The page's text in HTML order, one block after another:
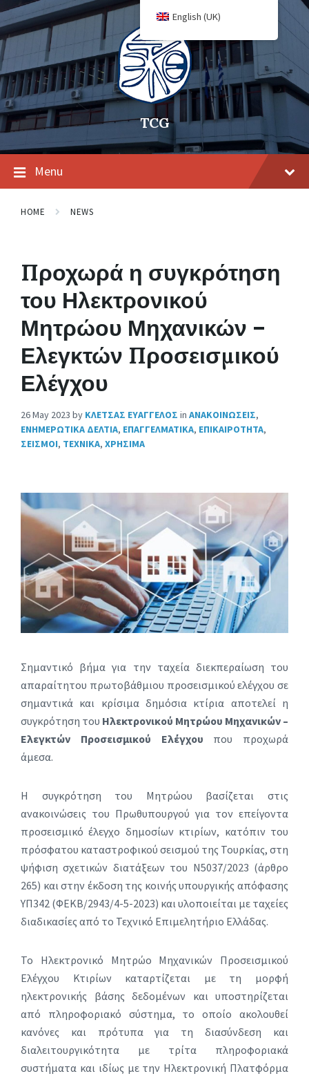
TCG
Menu
HOME NEWS
Προχωρά η συγκρότηση
του Ηλεκτρονικού
Μητρώου Μηχανικών –
Ελεγκτών Προσεισμικού
Ελέγχου
26 May 2023 by ΚΛΕΤΣΑΣ ΕΥΑΓΓΕΛΟΣ in ΑΝΑΚΟΙΝΩΣΕΙΣ,
ΕΝΗΜΕΡΩΤΙΚΑ ΔΕΛΤΙΑ, ΕΠΑΓΓΕΛΜΑΤΙΚΑ, ΕΠΙΚΑΙΡΟΤΗΤΑ,
ΣΕΙΣΜΟΙ, ΤΕΧΝΙΚΑ, ΧΡΗΣΙΜΑ
Σημαντικό βήμα για την ταχεία διεκπεραίωση του
απαραίτητου πρωτοβάθμιου προσεισμικού ελέγχου σε
σημαντικά και κρίσιμα δημόσια κτίρια αποτελεί η
συγκρότηση του Ηλεκτρονικού Μητρώου Μηχανικών –
Ελεγκτών Προσεισμικού Ελέγχου που προχωρά
άμεσα.
Η συγκρότηση του Μητρώου βασίζεται στις
ανακοινώσεις του Πρωθυπουργού για τον επείγοντα
προσεισμικό έλεγχο δημοσίων κτιρίων, κατόπιν του
πρόσφατου καταστροφικού σεισμού της Τουρκίας, στη
ψήφιση σχετικών διατάξεων του Ν5037/2023 (άρθρο
265) και στην έκδοση της κοινής υπουργικής απόφασης
ΥΠ342 (ΦΕΚΒ/2943/4-5-2023) και υλοποιείται με ταχείες
διαδικασίες από το Τεχνικό Επιμελητήριο Ελλάδας.
Το Ηλεκτρονικό Μητρώο Μηχανικών Προσεισμικού
Ελέγχου Κτιρίων καταρτίζεται με τη μορφή
ηλεκτρονικής βάσης δεδομένων και υποστηρίζεται
από πληροφοριακό σύστημα, το οποίο ακολουθεί
κανόνες και πρότυπα για τη διασύνδεση και
διαλειτουργικότητα με τρίτα πληροφοριακά
συστήματα και ιδίως με την Ηλεκτρονική Πλατφόρμα
English (UK)